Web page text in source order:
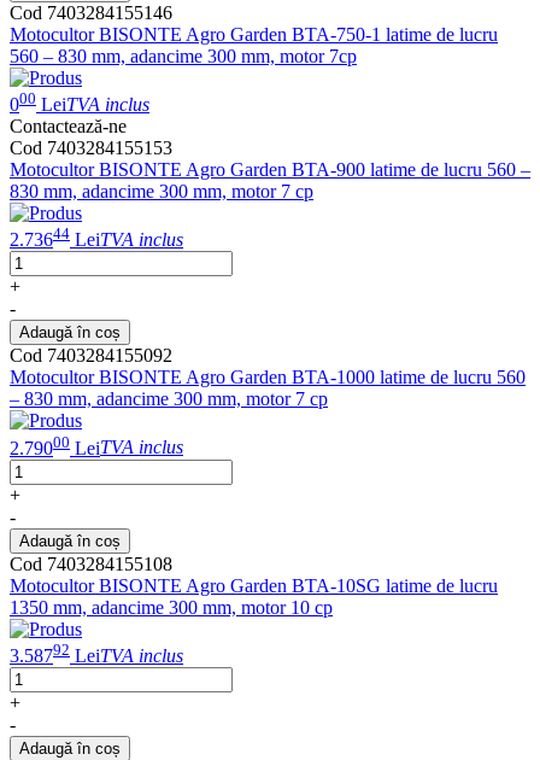
Cod 7403284155146
Motocultor BISONTE Agro Garden BTA-750-1 latime de lucru
560 – 830 mm, adancime 300 mm, motor 7cp
000 LeiTVA inclus
Contactează-ne
Cod 7403284155153
Motocultor BISONTE Agro Garden BTA-900 latime de lucru 560 –
830 mm, adancime 300 mm, motor 7 cp
2.73644 LeiTVA inclus
+
-
Adaugă în coș
Cod 7403284155092
Motocultor BISONTE Agro Garden BTA-1000 latime de lucru 560
– 830 mm, adancime 300 mm, motor 7 cp
2.79000 LeiTVA inclus
+
-
Adaugă în coș
Cod 7403284155108
Motocultor BISONTE Agro Garden BTA-10SG latime de lucru
1350 mm, adancime 300 mm, motor 10 cp
3.58792 LeiTVA inclus
+
-
Adaugă în coș